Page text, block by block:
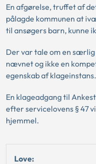
En afgørelse, truffet af
pålagde kommunen at
til ansøgers barn, kunne
Der var tale om en
nævnet og ikke en
egenskab af klageinstans.
En klageadgang til
efter servicelovens § 47
hjemmel.
Love: